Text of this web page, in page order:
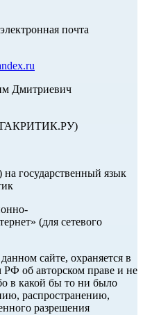
почта
Дмитриевич
государственный язык
(для сетевого
сайте, охраняется в
РФ об авторском праве и не
в какой бы то ни было
распространению,
разрешения